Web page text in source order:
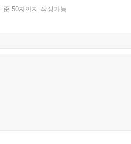
준 50자까지 작성가능